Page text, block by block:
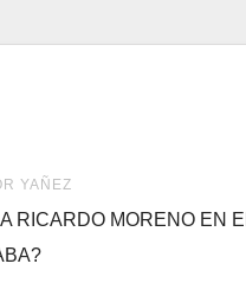
YAÑEZ
RICARDO MORENO EN